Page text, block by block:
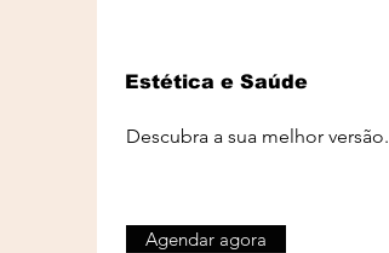
Estética e Saúde
Descubra a sua melhor versão.
Agendar agora